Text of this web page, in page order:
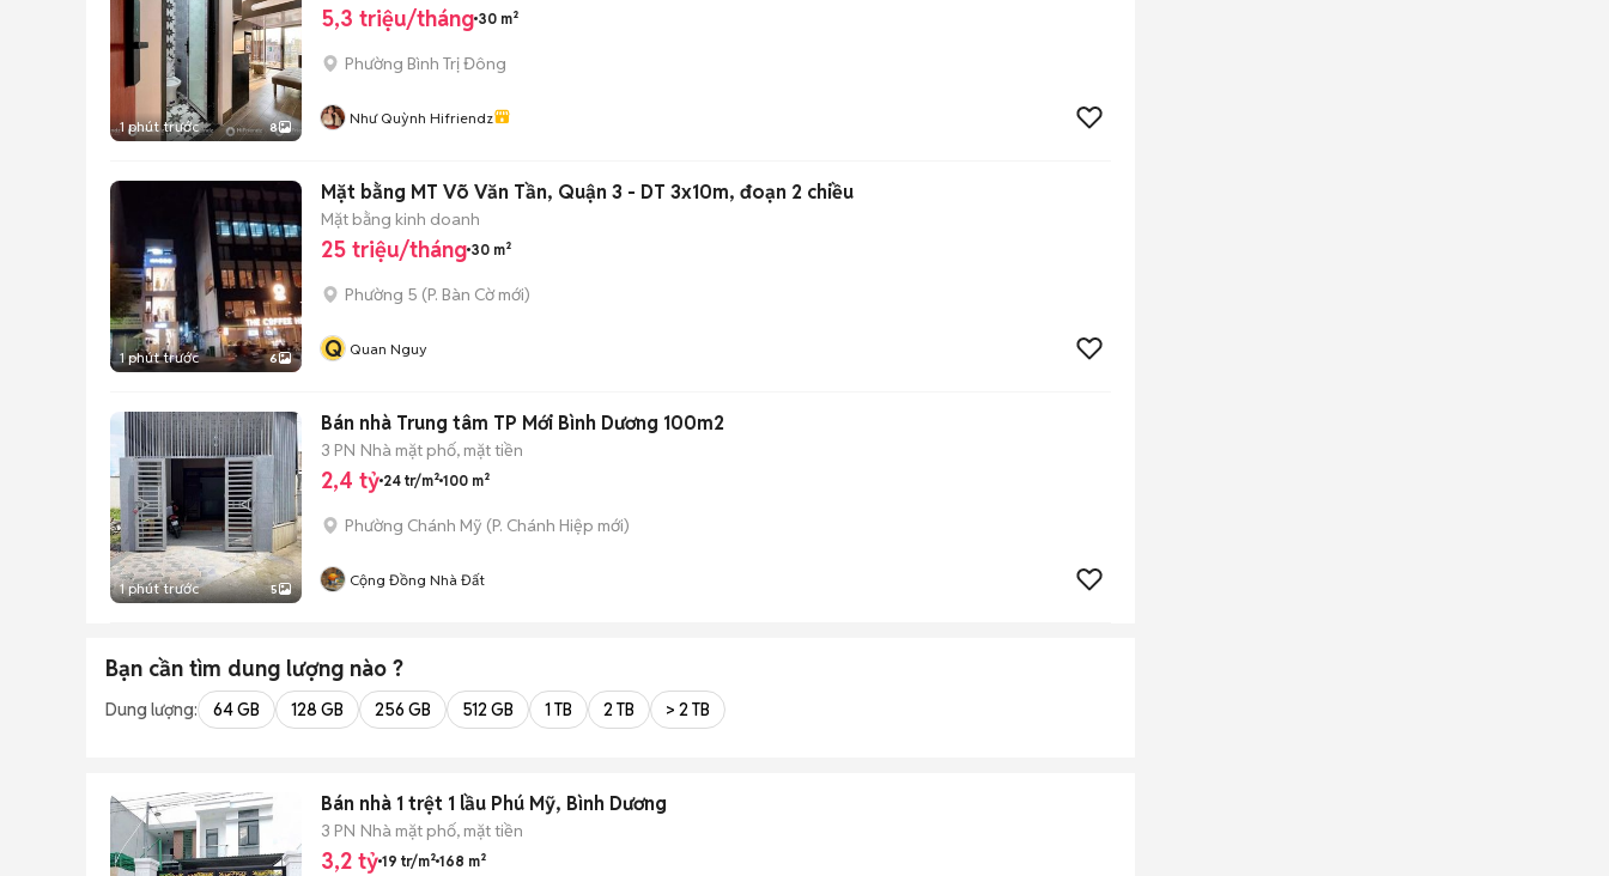
1 phút trước 8
5,3 triệu/tháng 30 m²
Phường Bình Trị Đông
Như Quỳnh Hifriendz
1 phút trước 6
Mặt bằng MT Võ Văn Tần, Quận 3 - DT 3x10m, đoạn 2 chiều
Mặt bằng kinh doanh
25 triệu/tháng 30 m²
Phường 5 (P. Bàn Cờmới)
Q Quan Nguy
1 phút trước 5
Bán nhà Trung tâm TP Mới Bình Dương 100m2
3 PN Nhà mặt phố, mặt tiền
2,4 tỷ 24 tr/m² 100 m²
Phường Chánh Mỹ (P. Chánh Hiệp mới)
Cộng Đồng Nhà Đất
Bạn cần tìm dung lượng nào ?
Dung lượng: 64 GB 128 GB 256 GB 512 GB 1 TB 2 TB > 2 TB
Bán nhà 1 trệt 1 lầu Phú Mỹ, Bình Dương
3 PN Nhà mặt phố, mặt tiền
3,2 tỷ 19 tr/m² 168 m²